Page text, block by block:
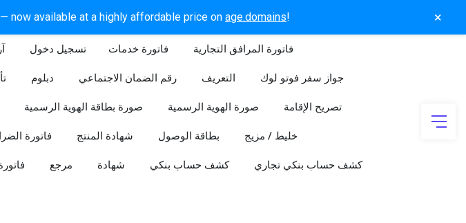
now available at a highly affordable price on age.domains! ×
تسجيل دخول​ فاتورة خدمات فاتورة المرافق التجارية
دبلوم رقم الضمان الاجتماعي التعريف جواز سفر فوتو لوك
صورة بطاقة الهوية الرسمية صورة الهوية الرسمية تصريح الإقامة
فاتورة شهادة المنتج بطاقة الوصول خليط / مزيج
مرجع شهادة كشف حساب بنكي كشف حساب بنكي تجاري